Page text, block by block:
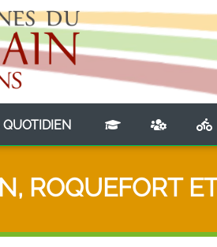
QUOTIDIEN(CURRENT)
ROQUEFORT